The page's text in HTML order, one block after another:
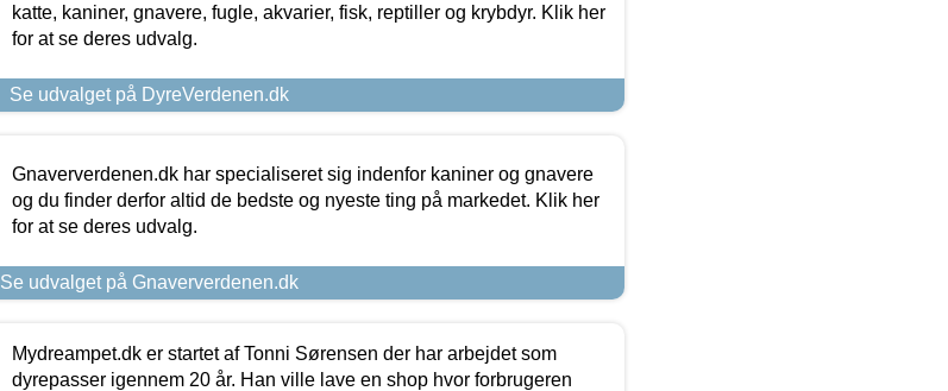
katte, kaniner, gnavere, fugle, akvarier, fisk, reptiller og krybdyr. Klik her
for at se deres udvalg.
Se udvalget på DyreVerdenen.dk
Gnaververdenen.dk har specialiseret sig indenfor kaniner og gnavere
og du finder derfor altid de bedste og nyeste ting på markedet. Klik her
for at se deres udvalg.
Se udvalget på Gnaververdenen.dk
Mydreampet.dk er startet af Tonni Sørensen der har arbejdet som
dyrepasser igennem 20 år. Han ville lave en shop hvor forbrugeren